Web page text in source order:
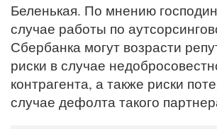
Беленькая. По мнению
случае работы по
Сбербанка могут возрасти
риски в случае
контрагента, а также риски
случае дефолта такого